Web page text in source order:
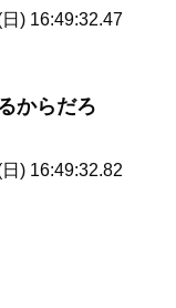
) 16:49:32.47
からだろ
) 16:49:32.82